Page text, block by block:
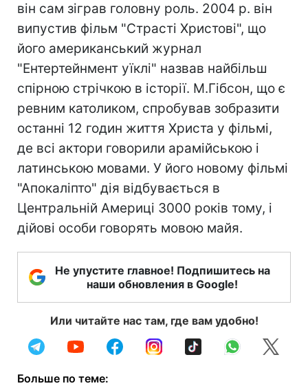
він сам зіграв головну роль. 2004 р. він
випустив фільм "Страсті Христові", що
його американський журнал
"Ентертейнмент уїклі" назвав найбільш
спірною стрічкою в історії. М.Гібсон, що є
ревним католиком, спробував зобразити
останні 12 годин життя Христа у фільмі,
де всі актори говорили арамійською і
латинською мовами. У його новому фільмі
"Апокаліпто" дія відбувається в
Центральній Америці 3000 років тому, і
дійові особи говорять мовою майя.
Не упустите главное! Подпишитесь на
наши обновления в Google!
Или читайте нас там, где вам удобно!
Больше по теме: